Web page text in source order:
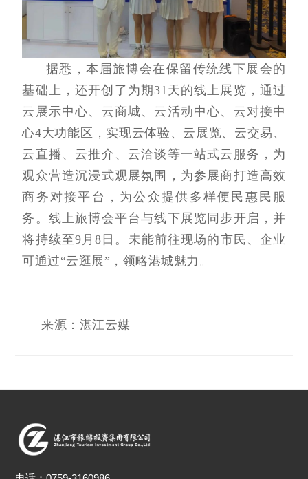
据悉，本届旅博会在保留传统线下展会的
基础上，还开创了为期31天的线上展览，通过
云展示中心、云商城、云活动中心、云对接中
心4大功能区，实现云体验、云展览、云交易、
云直播、云推介、云洽谈等一站式云服务，为
观众营造沉浸式观展氛围，为参展商打造高效
商务对接平台，为公众提供多样便民惠民服
务。线上旅博会平台与线下展览同步开启，并
将持续至9月8日。未能前往现场的市民、企业
可通过“云逛展”，领略港城魅力。
来源：湛江云媒